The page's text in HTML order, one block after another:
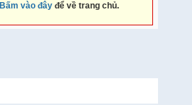
Bấm vào đây để về trang chủ.